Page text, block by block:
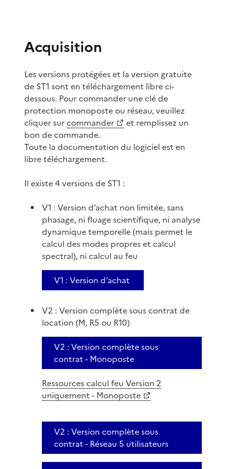
Acquisition
Les versions protégées et la version gratuite
de ST1 sont en téléchargement libre ci-
dessous. Pour commander une clé de
protection monoposte ou réseau, veuillez
cliquer surcommander
et remplissez un
bon de commande.
Toute la documentation du logiciel est en
libre téléchargement.
Il existe 4 versions de ST1 :
V1 : Version d’achat non limitée, sans
phasage, ni fluage scientifique, ni analyse
dynamique temporelle (mais permet le
calcul des modes propres et calcul
spectral), ni calcul au feu
V1 : Version d’achat
V2 : Version complète sous contrat de
location (M, R5 ou R10)
V2 : Version complète sous
contrat - Monoposte
Ressources calcul feu Version 2
uniquement - Monoposte
V2 : Version complète sous
contrat - Réseau 5 utilisateurs